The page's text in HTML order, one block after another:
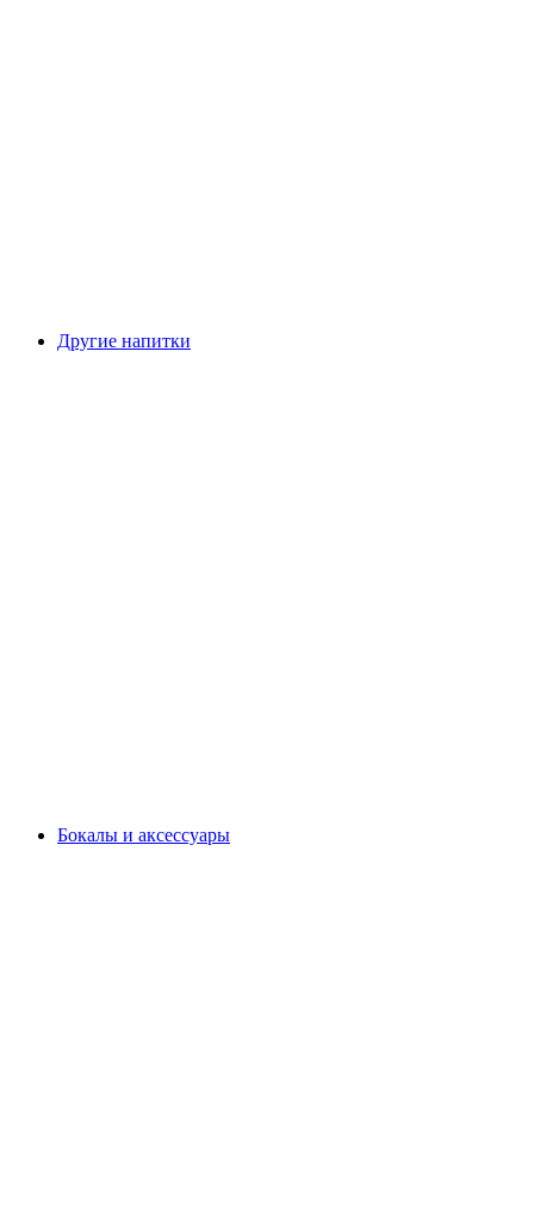
Другие напитки
Бокалы и аксессуары